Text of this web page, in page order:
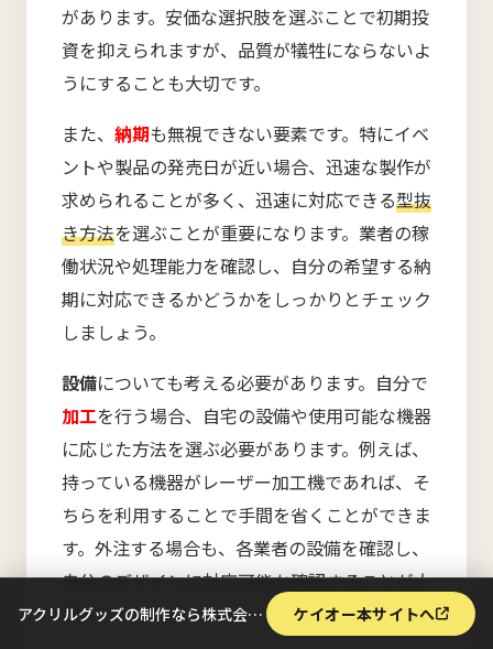
があります。安価な選択肢を選ぶことで初期投
資を抑えられますが、品質が犠牲にならないよ
うにすることも大切です。
また、 納期も無視できない要素です。特にイベ
ントや製品の発売日が近い場合、迅速な製作が
求められることが多く、迅速に対応できる型抜
き方法を選ぶことが重要になります。業者の稼
働状況や処理能力を確認し、自分の希望する納
期に対応できるかどうかをしっかりとチェック
しましょう。
設備についても考える必要があります。自分で
加工を行う場合、自宅の設備や使用可能な機器
に応じた方法を選ぶ必要があります。例えば、
持っている機器がレーザー加工機であれば、そ
ちらを利用することで手間を省くことができま
す。外注する場合も、各業者の設備を確認し、
自分のデザインに対応可能か確認することが大
切です。
アクリルグッズの制作なら株式会社ケイオー ケイオー本サイトへ